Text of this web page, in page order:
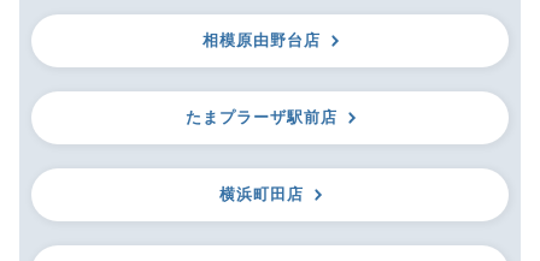
相模原由野台店
たまプラーザ駅前店
横浜町田店